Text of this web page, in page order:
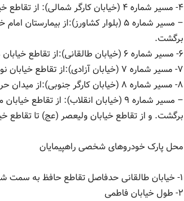
۴- مسیر شماره ۴ (خیابان کارگر شمالی): از تقاطع خیابان فاطمی تا تقاطع بلوار کشاورز به صورت رفت و برگشت.
– مسیر شماره ۵ (بلوار کشاورز):از
برگشت.
۶- مسیر شماره ۶ (خیابان طالقانی):از تقاطع خیابان مفتح تا تقاطع خیابان ولیعصر (عج).
۷- مسیر شماره ۷ (خیابان آزادی):از تقاطع خیابان نواب تا میدان انقلاب بصورت رفت و برگشت.
۸- مسیر شماره ۸ (خیابان کارگر جنوبی):از میدان حر تا میدان انقلاب بصورت رفت و برگشت.
– مسیر شماره ۹ (خیابان انقلاب): از
برگشت. و از تقاطع خیابان ولیعصر (عج) تا
محل پارک خودروهای شخصی راهپیمایان
۱- خیابان طالقانی حدفاصل تقاطع حافظ به سمت شرق تا خیابان شریعتی
۲- طول خیابان فاطمی